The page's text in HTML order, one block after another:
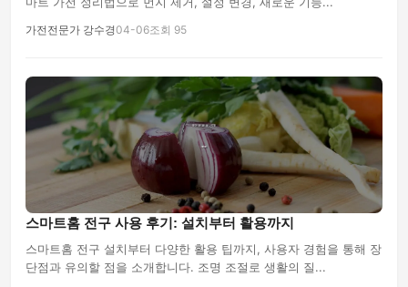
가전전문가 강수경04-06조회 95
스마트홈 전구 사용 후기: 설치부터 활용까지
스마트홈 전구 설치부터 다양한 활용 팁까지, 사용자 경험을 통해 장
단점과 유의할 점을 소개합니다. 조명 조절로 생활의 질...